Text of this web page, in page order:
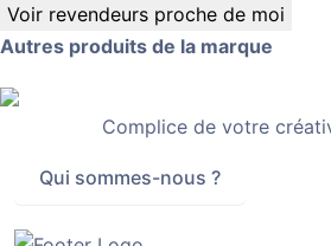
Voir revendeurs proche de moi
Autres produits de la marque
Complice de votre créativité
Qui sommes-nous ?